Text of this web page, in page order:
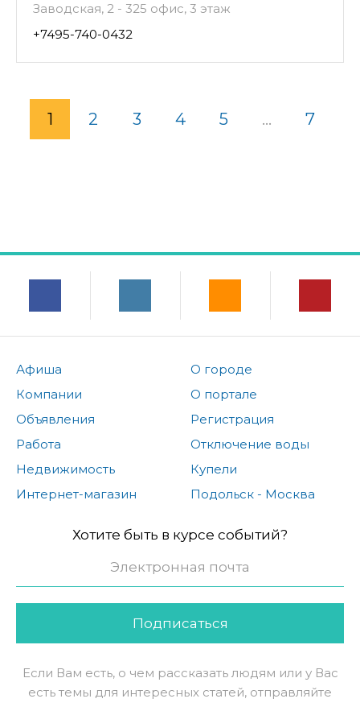
Заводская, 2 - 325 офис, 3 этаж
+7495-740-0432
1 2 3 4 5 ... 7
Афиша
Компании
Объявления
Работа
Недвижимость
Интернет-магазин
О городе
О портале
Регистрация
Отключение воды
Купели
Подольск - Москва
Хотите быть в курсе событий?
Подписаться
Если Вам есть, о чем рассказать людям или у Вас
есть темы для интересных статей, отправляйте